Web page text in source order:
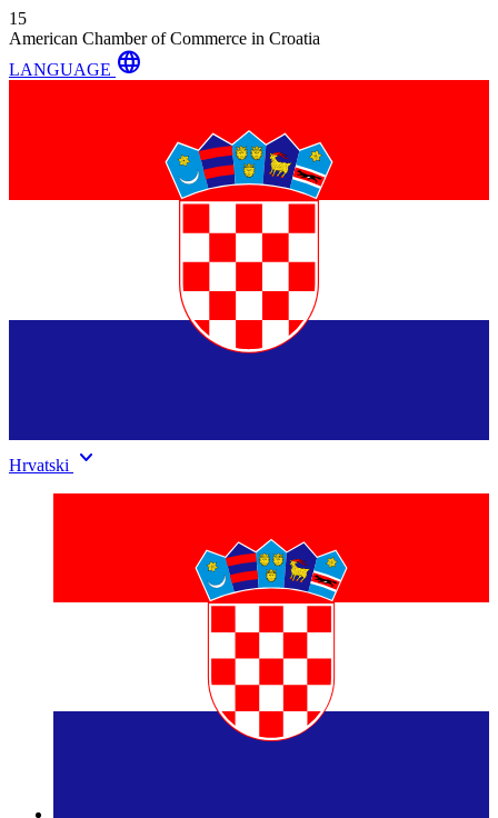
15
American Chamber of Commerce in Croatia
LANGUAGE language
Hrvatski keyboard_arrow_down